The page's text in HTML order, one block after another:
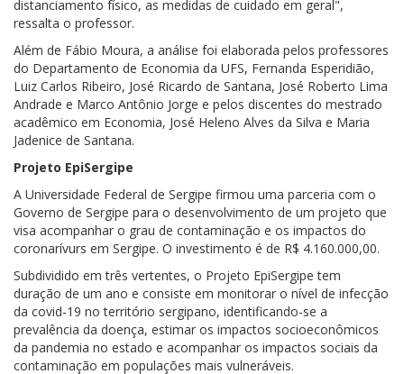
distanciamento físico, as medidas de cuidado em geral",
ressalta o professor.
Além de Fábio Moura, a análise foi elaborada pelos professores
do Departamento de Economia da UFS, Fernanda Esperidião,
Luiz Carlos Ribeiro, José Ricardo de Santana, José Roberto Lima
Andrade e Marco Antônio Jorge e pelos discentes do mestrado
acadêmico em Economia, José Heleno Alves da Silva e Maria
Jadenice de Santana.
Projeto EpiSergipe
A Universidade Federal de Sergipe firmou uma parceria com o
Governo de Sergipe para o desenvolvimento de um projeto que
visa acompanhar o grau de contaminação e os impactos do
coronarívurs em Sergipe. O investimento é de R$ 4.160.000,00.
Subdividido em três vertentes, o Projeto EpiSergipe tem
duração de um ano e consiste em monitorar o nível de infecção
da covid-19 no território sergipano, identificando-se a
prevalência da doença, estimar os impactos socioeconômicos
da pandemia no estado e acompanhar os impactos sociais da
contaminação em populações mais vulneráveis.